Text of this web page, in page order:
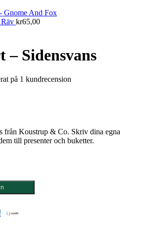
kr65,00
Sidensvans
på 1 kundrecension
från Koustrup & Co. Skriv dina egna
till presenter och buketter.